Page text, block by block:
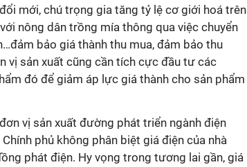
mới, chú trọng gia tăng tỷ lệ cơ giới hoá trên
nông dân trồng mía thông qua việc chuyển
bảo giá thành thu mua, đảm bảo thu
vị sản xuất cũng cần tích cực đầu tư các
đó để giảm áp lực giá thành cho sản phẩm
vị sản xuất đường phát triển ngành điện
phủ không phân biệt giá điện của nhà
phát điện. Hy vọng trong tương lai gần, giá